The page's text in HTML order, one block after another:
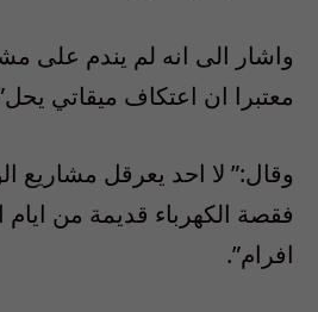
واشار الى انه لم يندم على
معتبرا ان اعتكاف ميقاتي
وقال:” لا احد يعرقل مشاريع
فقصة الكهرباء قديمة من ايام
افرام”.